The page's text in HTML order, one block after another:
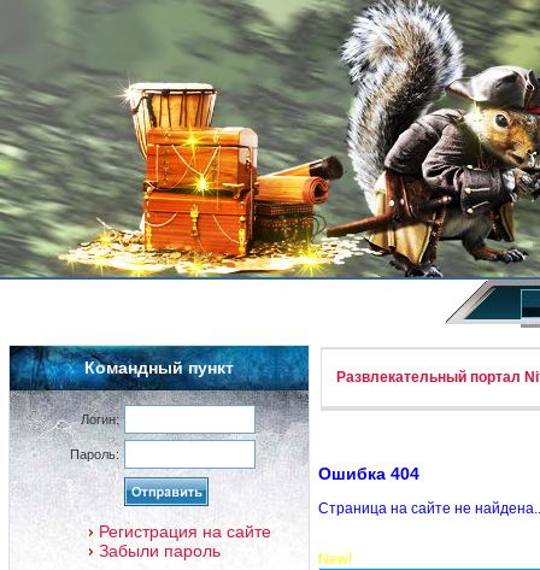
Командный пункт
Логин:
Пароль:
Регистрация на сайте
Забыли пароль
Развлекательный портал
Ошибка 404
Страница на сайте не
New!